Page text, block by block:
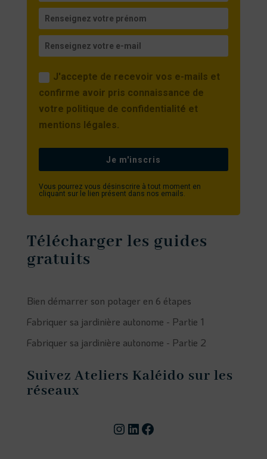
J'accepte de recevoir vos e-mails et
confirme avoir pris connaissance de
votre politique de confidentialité et
mentions légales.
Je m'inscris
Vous pourrez vous désinscrire à tout moment en
cliquant sur le lien présent dans nos emails.
Télécharger les guides
gratuits
Bien démarrer son potager en 6 étapes
Fabriquer sa jardinière autonome - Partie 1
Fabriquer sa jardinière autonome - Partie 2
Suivez Ateliers Kaléido sur les
réseaux
Compte instagram
Page linkedin
Facebook